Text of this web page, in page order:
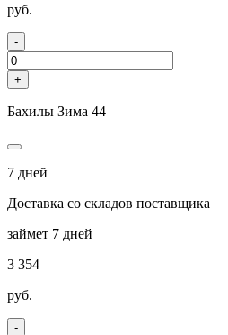
руб.
-
+
Бахилы Зима 44
7 дней
Доставка со складов поставщика
займет 7 дней
3 354
руб.
-